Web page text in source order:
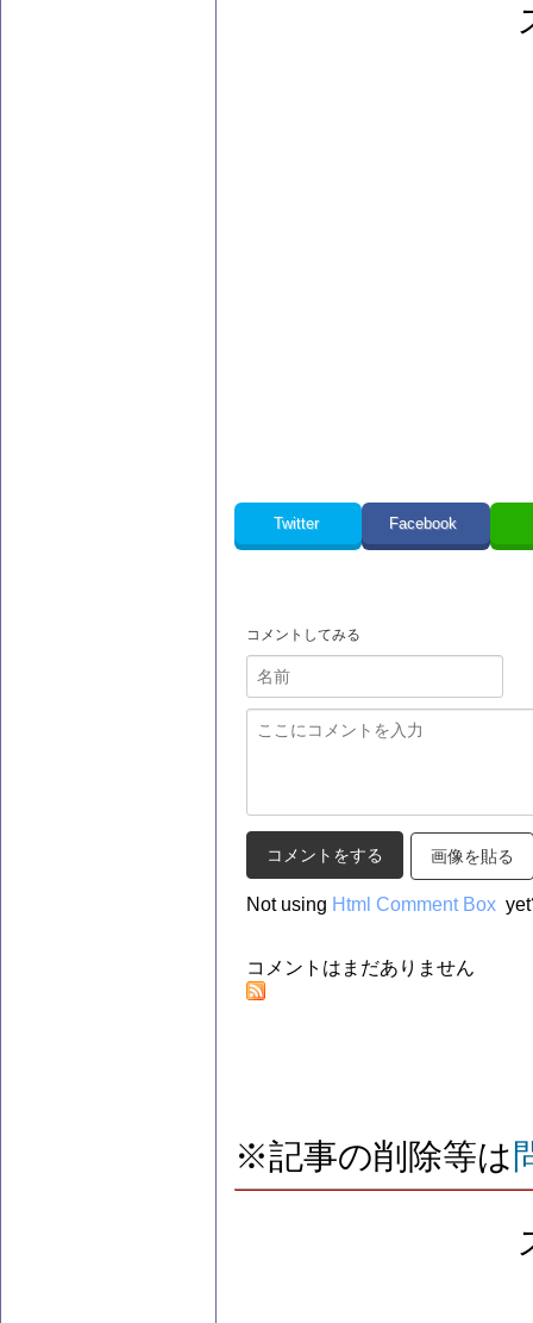
Twitter Facebook
コメントしてみる
画像を貼る
Not using Html Comment Box
コメントはまだありません
※記事の削除等は